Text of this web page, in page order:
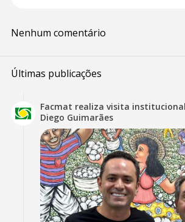
Nenhum comentário
Últimas publicações
Facmat realiza visita
Diego Guimarães